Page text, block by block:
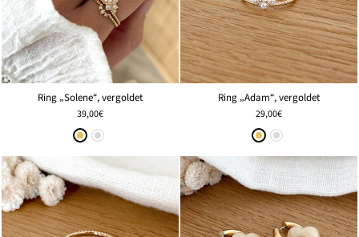
Ring „Solene“, vergoldet
39,00€
Ring „Adam“, vergoldet
29,00€